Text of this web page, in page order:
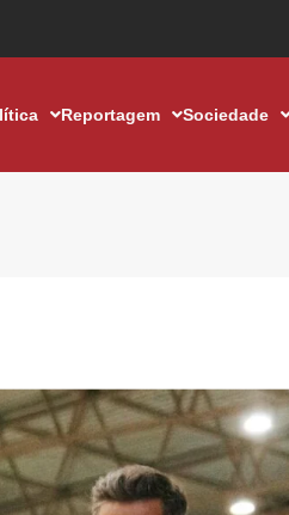
Reportagem Sociedade